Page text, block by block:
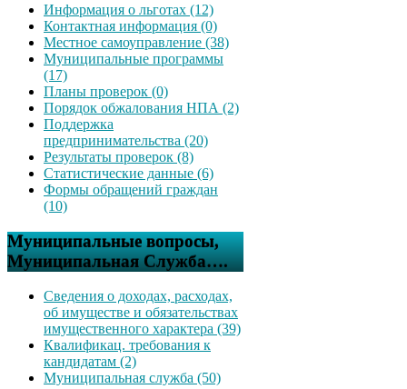
Информация о льготах (12)
Контактная информация (0)
Местное самоуправление (38)
Муниципальные программы
(17)
Планы проверок (0)
Порядок обжалования НПА (2)
Поддержка
предпринимательства (20)
Результаты проверок (8)
Статистические данные (6)
Формы обращений граждан
(10)
Муниципальные вопросы,
Муниципальная Служба….
Сведения о доходах, расходах,
об имуществе и обязательствах
имущественного характера (39)
Квалификац. требования к
кандидатам (2)
Муниципальная служба (50)